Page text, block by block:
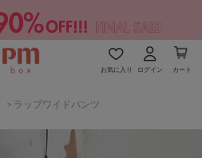
お気に入り ログイン カート
> ラップワイドパンツ